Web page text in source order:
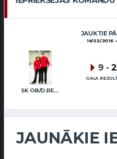
JAUKTIE
14/02/2016
SK OB/D.REGŽA A.REGŽA
9 - 2
GALA
JAUNĀKIE